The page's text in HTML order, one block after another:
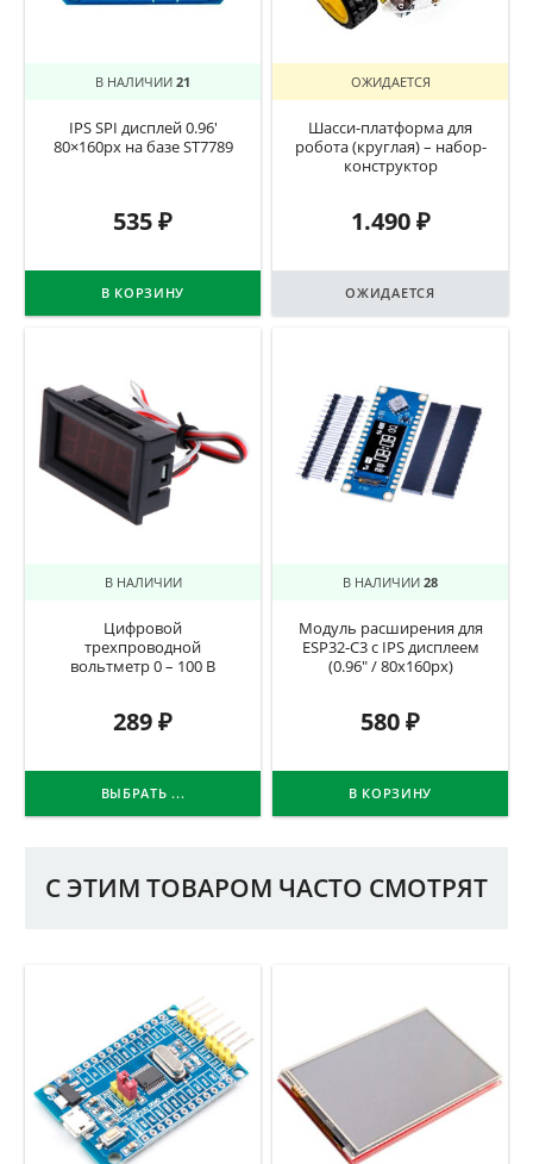
В НАЛИЧИИ 21
IPS SPI дисплей 0.96′
80×160px на базе ST7789
535₽
В КОРЗИНУ
ОЖИДАЕТСЯ
Шасси-платформа для
робота (круглая) – набор-
конструктор
1.490₽
ОЖИДАЕТСЯ
В НАЛИЧИИ
Цифровой
трехпроводной
вольтметр 0 – 100 В
289₽
ВЫБРАТЬ ...
В НАЛИЧИИ 28
Модуль расширения для
ESP32-C3 с IPS дисплеем
(0.96″ / 80x160px)
580₽
В КОРЗИНУ
С ЭТИМ ТОВАРОМ ЧАСТО СМОТРЯТ